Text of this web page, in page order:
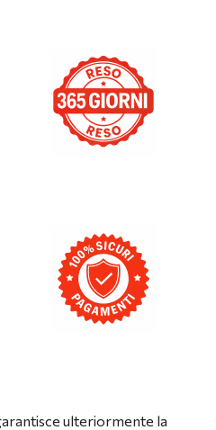
ulteriormente la